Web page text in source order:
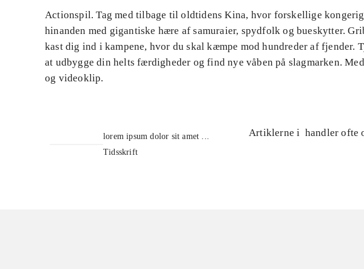
Actionspil. Tag med tilbage til oldtidens Kina, hvor forskellige
hinanden med gigantiske hære af samuraier, spydfolk og bueskytter.
kast dig ind i kampene, hvor du skal kæmpe mod hundreder af fjender.
at udbygge din helts færdigheder og find nye våben på slagmarken.
og videoklip.
lorem ipsum dolor sit amet ...
Tidsskrift
Artiklerne i handler ofte